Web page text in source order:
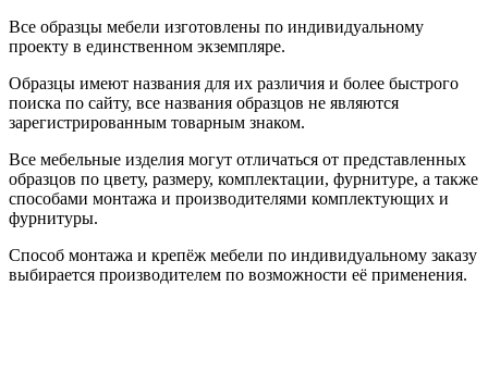
Все образцы мебели изготовлены по индивидуальному
проекту в единственном экземпляре.
Образцы имеют названия для их различия и более быстрого
поиска по сайту, все названия образцов не являются
зарегистрированным товарным знаком.
Все мебельные изделия могут отличаться от представленных
образцов по цвету, размеру, комплектации, фурнитуре, а также
способами монтажа и производителями комплектующих и
фурнитуры.
Способ монтажа и крепёж мебели по индивидуальному заказу
выбирается производителем по возможности её применения.